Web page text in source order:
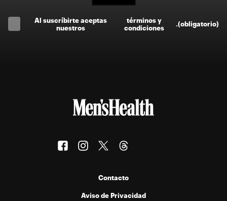
Al suscríbirte aceptas
nuestros
términos y
condiciones
.(obligatorio)
Contacto
Aviso de Privacidad